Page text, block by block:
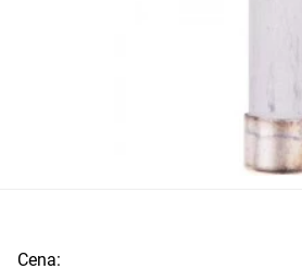
Cena: